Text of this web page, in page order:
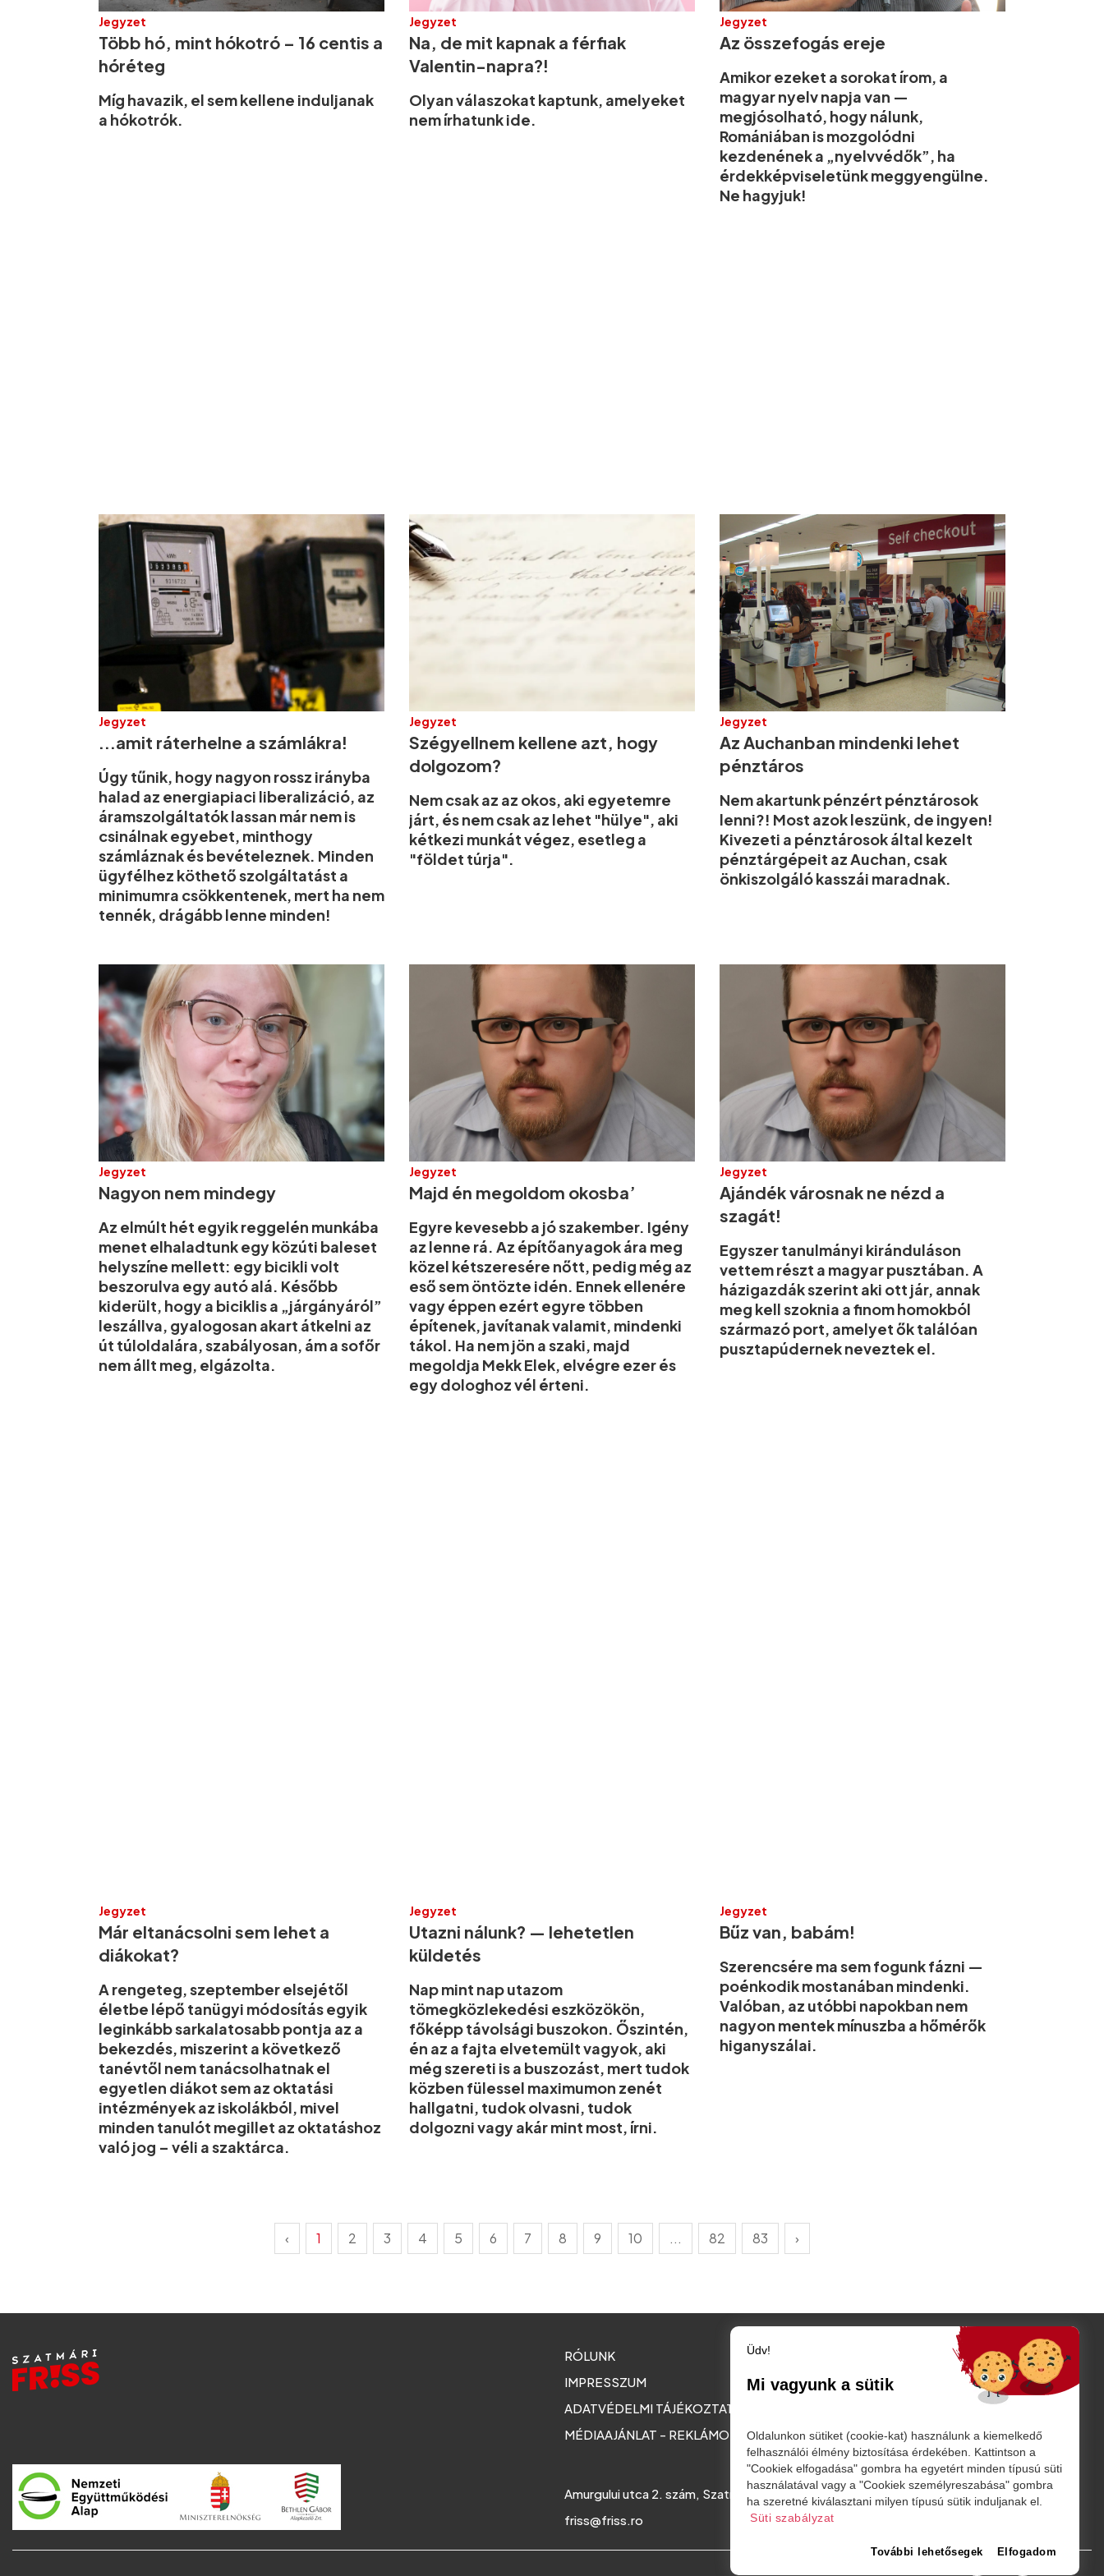
Jegyzet
Több hó, mint hókotró – 16 centis a
hóréteg
Míg havazik, el sem kellene induljanak
a hókotrók.
Jegyzet
Na, de mit kapnak a férfiak
Valentin-napra?!
Olyan válaszokat kaptunk, amelyeket
nem írhatunk ide.
Jegyzet
Az összefogás ereje
Amikor ezeket a sorokat írom, a
magyar nyelv napja van —
megjósolható, hogy nálunk,
Romániában is mozgolódni
kezdenének a „nyelvvédők”, ha
érdekképviseletünk meggyengülne.
Ne hagyjuk!
Jegyzet
...amit ráterhelne a számlákra!
Úgy tűnik, hogy nagyon rossz irányba
halad az energiapiaci liberalizáció, az
áramszolgáltatók lassan már nem is
csinálnak egyebet, minthogy
számláznak és bevételeznek. Minden
ügyfélhez köthető szolgáltatást a
minimumra csökkentenek, mert ha nem
tennék, drágább lenne minden!
Jegyzet
Szégyellnem kellene azt, hogy
dolgozom?
Nem csak az az okos, aki egyetemre
járt, és nem csak az lehet "hülye", aki
kétkezi munkát végez, esetleg a
"földet túrja".
Jegyzet
Az Auchanban mindenki lehet
pénztáros
Nem akartunk pénzért pénztárosok
lenni?! Most azok leszünk, de ingyen!
Kivezeti a pénztárosok által kezelt
pénztárgépeit az Auchan, csak
önkiszolgáló kasszái maradnak.
Jegyzet
Nagyon nem mindegy
Az elmúlt hét egyik reggelén munkába
menet elhaladtunk egy közúti baleset
helyszíne mellett: egy bicikli volt
beszorulva egy autó alá. Később
kiderült, hogy a biciklis a „járgányáról”
leszállva, gyalogosan akart átkelni az
út túloldalára, szabályosan, ám a sofőr
nem állt meg, elgázolta.
Jegyzet
Majd én megoldom okosba’
Egyre kevesebb a jó szakember. Igény
az lenne rá. Az építőanyagok ára meg
közel kétszeresére nőtt, pedig még az
eső sem öntözte idén. Ennek ellenére
vagy éppen ezért egyre többen
építenek, javítanak valamit, mindenki
tákol. Ha nem jön a szaki, majd
megoldja Mekk Elek, elvégre ezer és
egy dologhoz vél érteni.
Jegyzet
Ajándék városnak ne nézd a
szagát!
Egyszer tanulmányi kiránduláson
vettem részt a magyar pusztában. A
házigazdák szerint aki ott jár, annak
meg kell szoknia a finom homokból
származó port, amelyet ők találóan
pusztapúdernek neveztek el.
Jegyzet
Már eltanácsolni sem lehet a
diákokat?
A rengeteg, szeptember elsejétől
életbe lépő tanügyi módosítás egyik
leginkább sarkalatosabb pontja az a
bekezdés, miszerint a következő
tanévtől nem tanácsolhatnak el
egyetlen diákot sem az oktatási
intézmények az iskolákból, mivel
minden tanulót megillet az oktatáshoz
való jog – véli a szaktárca.
Jegyzet
Utazni nálunk? — lehetetlen
küldetés
Nap mint nap utazom
tömegközlekedési eszközökön,
főképp távolsági buszokon. Őszintén,
én az a fajta elvetemült vagyok, aki
még szereti is a buszozást, mert tudok
közben fülessel maximumon zenét
hallgatni, tudok olvasni, tudok
dolgozni vagy akár mint most, írni.
Jegyzet
Bűz van, babám!
Szerencsére ma sem fogunk fázni —
poénkodik mostanában mindenki.
Valóban, az utóbbi napokban nem
nagyon mentek mínuszba a hőmérők
higanyszálai.
‹ 1 2 3 4 5 6 7 8 9 10 ... 82 83 ›
Szatmár megye
Szatmárnémeti
Nagykároly
Belföld
Külföld
Sport
RÓLUNK
IMPRESSZUM
ADATVÉDELMI TÁJÉKOZTATÓ
MÉDIAAJÁNLAT - REKLÁMOK
Amurgului utca 2. szám, Szatmárnémeti
friss@friss.ro
Üdv!
Mi vagyunk a sütik
Oldalunkon sütiket (cookie-kat) használunk a kiemelkedő
felhasználói élmény biztosítása érdekében. Kattintson a
"Cookiek elfogadása" gombra ha egyetért minden típusú süti
használatával vagy a "Cookiek személyreszabása" gombra
ha szeretné kiválasztani milyen típusú sütik induljanak el.
Süti szabályzat
További lehetősegek Elfogadom